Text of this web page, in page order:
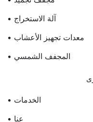
• آلة الاستخراج
• معدات تجهيز الأعشاب
• المجفف الشمسي
• الخدمات
• عنا